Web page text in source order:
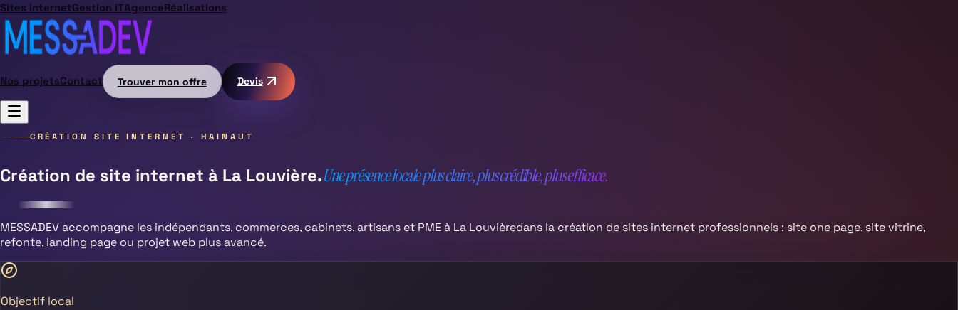
Sites internetGestion ITAgenceRéalisations
Nos projetsContact Trouver mon offre Devis
CRÉATION SITE INTERNET · HAINAUT
Création de site internet à La Louvière.Une présence locale plus claire, plus crédible, plus efficace.
MESSADEV accompagne les indépendants, commerces, cabinets, artisans et PME à La Louvièredans la création de sites internet professionnels : site one page, site vitrine,
refonte, landing page ou projet web plus avancé.
Objectif local